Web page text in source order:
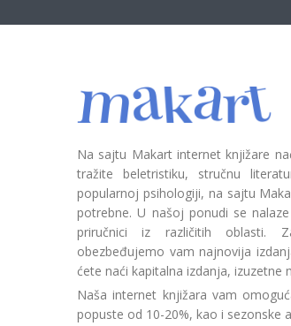
Na sajtu Makart internet knjižare
tražite beletristiku, stručnu
popularnoj psihologiji, na sajtu
potrebne. U našoj ponudi se
priručnici iz različitih oblasti.
obezbeđujemo vam najnovija
ćete naći kapitalna izdanja,
Naša internet knjižara vam
popuste od 10-20%, kao i sezonske